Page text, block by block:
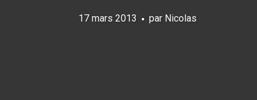
17 mars 2013 par Nicolas